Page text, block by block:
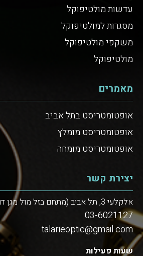
עדשות מולטיפוקל
מסגרות למולטיפוקל
משקפי מולטיפוקל
מולטיפוקל
מאמרים
אופטומטריסט בתל אביב
אופטומטריסט מומלץ
אופטומטריסט מומחה
יצירת קשר
אלקלעי 3, תל אביב (מתחם בזל מול מגן דוד)
03-6021127
talarieoptic@gmail.com
שעות פעילות